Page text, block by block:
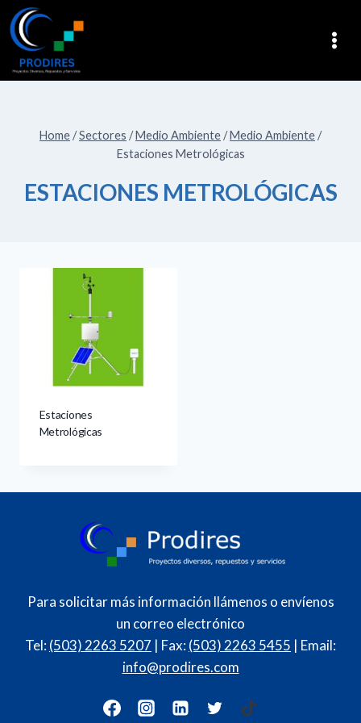
Home/Sectores / Medio Ambiente/ Medio Ambiente/
Estaciones Metrológicas
ESTACIONES METROLÓGICAS
Estaciones
Metrológicas
Para solicitar más información llámenos o envíenos
un correo electrónico
Tel:(503) 2263 5207 | Fax:(503) 2263 5455 | Email:
info@prodires.com